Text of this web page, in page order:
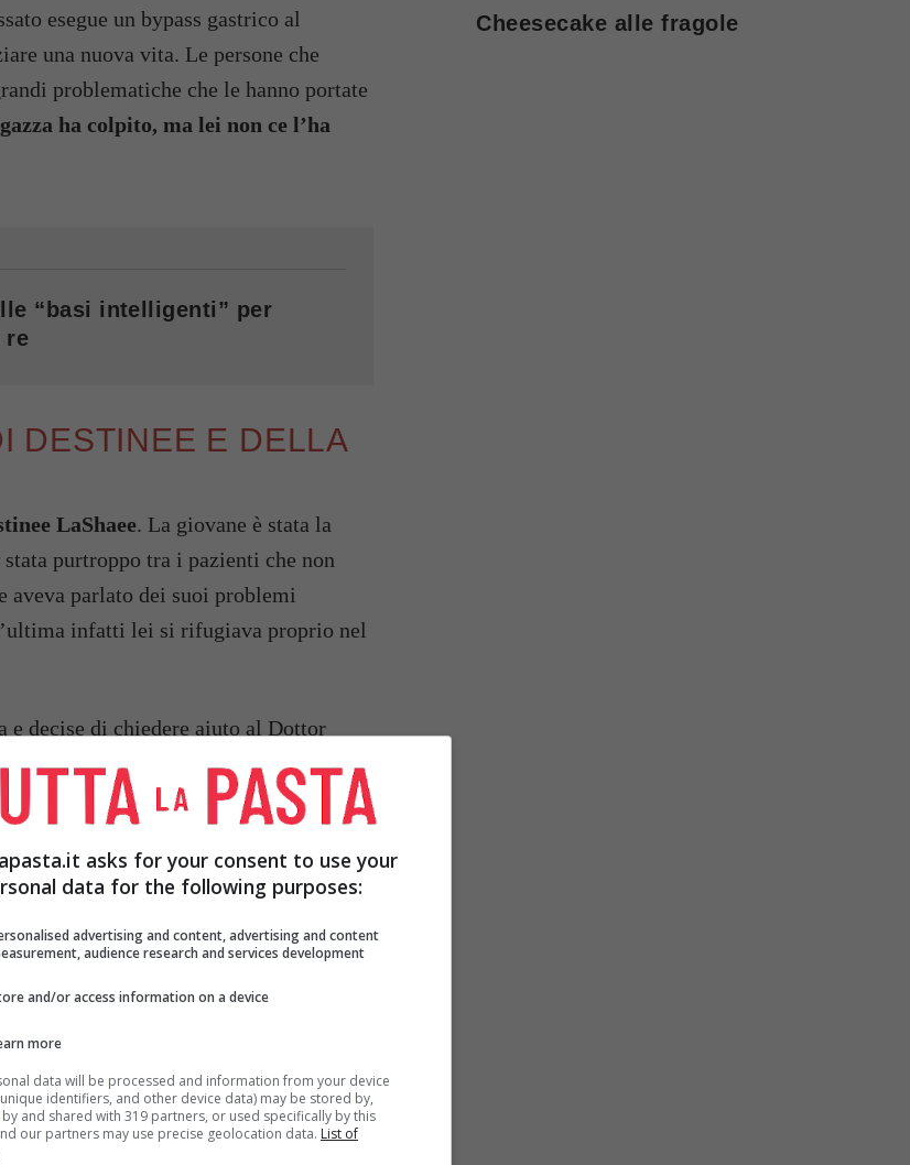
esegue un bypass gastrico al
una nuova vita. Le persone che
problematiche che le hanno portate
ha colpito, ma lei non ce l’ha
“basi intelligenti” per
re
DESTINEE E DELLA
LaShaee. La giovane è stata la
purtroppo tra i pazienti che non
aveva parlato dei suoi problemi
infatti lei si rifugiava proprio nel
e decise di chiedere aiuto al Dottor
200 chili, un grande traguardo.
ma non quella con la depressione
. A
Cheesecake alle fragole
asks for your consent to use your
data for the following purposes:
advertising and content, advertising and content
audience research and services development
and/or access information on a device
more
data will be processed and information from your device
identifiers, and other device data) may be stored by,
by and shared with 319 partners, or used specifically by this
our partners may use precise geolocation data. List of